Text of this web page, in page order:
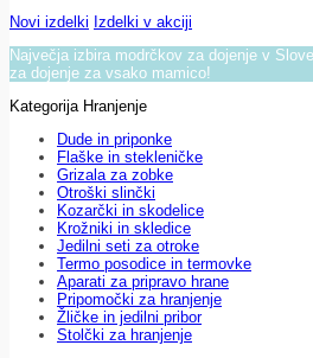
Novi izdelki Izdelki v akciji
Največja izbira modrčkov za dojenje v
za dojenje za vsako mamico!
Kategorija Hranjenje
Dude in priponke
Flaške in stekleničke
Grizala za zobke
Otroški slinčki
Kozarčki in skodelice
Krožniki in skledice
Jedilni seti za otroke
Termo posodice in termovke
Aparati za pripravo hrane
Pripomočki za hranjenje
Žličke in jedilni pribor
Stolčki za hranjenje